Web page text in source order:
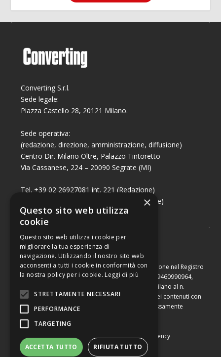
Converting S.r.l.
Sede legale:
Piazza Castello 28, 20121 Milano.
Sede operativa:
(redazione, direzione, amministrazione, diffusione)
Centro Dir. Milano Oltre, Palazzo Tintoretto
Via Cassanese, 224 – 20090 Segrate (MI)
Tel. +39 02 26927081 int. 221 (Redazione)
Tel. +39 02 26927081 int. 224 (Commerciale)
Fax +39 02 26951006
Capitale sociale di Euro 10.000,00 – Numero di iscrizione nel Registro
delle Imprese di Milano, partita Iva e codice fiscale 09460990964,
iscritta al Repertorio Economico Amministrativo di Milano al n.
2091710. È vietata la riproduzione, anche parziale, dei contenuti con
qualsiasi mezzo, compresa la stampa, se non espressamente
autorizzata.
Copyright © Converting srl | Privacy Policy|Web Agency
×
Questo sito web utilizza
cookie
Questo sito web utilizza i cookie per
migliorare la tua esperienza di
navigazione. Utilizzando il nostro sito web
acconsenti a tutti i cookie in conformità con
la nostra policy per i cookie. Leggi di più
STRETTAMENTE NECESSARI
PERFORMANCE
TARGETING
ACCETTA TUTTO RIFIUTA TUTTO